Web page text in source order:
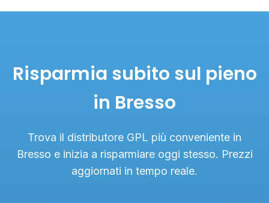
Risparmia subito sul pieno
in Bresso
Trova il distributore GPL più conveniente in
Bresso e inizia a risparmiare oggi stesso. Prezzi
aggiornati in tempo reale.